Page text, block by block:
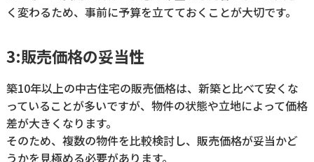
く変わるため、事前に予算を立てておくことが大切です。
3:販売価格の妥当性
築10年以上の中古住宅の販売価格は、新築と比べて安くな
っていることが多いですが、物件の状態や立地によって価格
差が大きくなります。
そのため、複数の物件を比較検討し、販売価格が妥当かど
うかを見極める必要があります。